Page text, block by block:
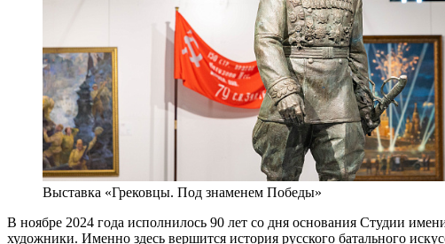
Выставка «Грековцы. Под знаменем Победы»
В ноябре 2024 года исполнилось 90 лет со дня основания Студии
художники. Именно здесь вершится история русского батального